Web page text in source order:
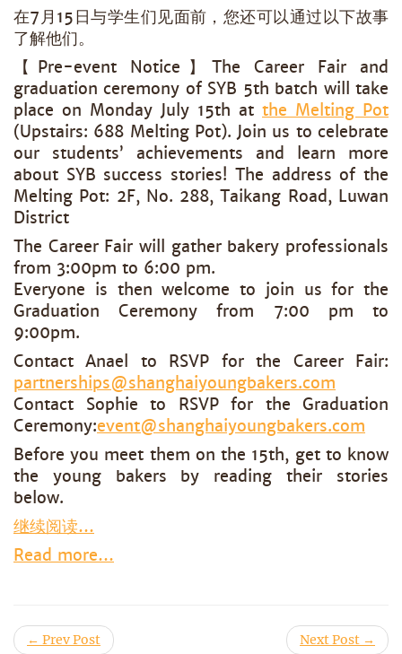
在7月15日与学生们见面前，您还可以通过以下故事
了解他们。
【Pre-event Notice】The Career Fair and
graduation ceremony of SYB 5th batch will take
place on Monday July 15th at the Melting Pot
(Upstairs: 688 Melting Pot). Join us to celebrate
our students’ achievements and learn more
about SYB success stories! The address of the
Melting Pot: 2F, No. 288, Taikang Road, Luwan
District
The Career Fair will gather bakery professionals
from 3:00pm to 6:00 pm.
Everyone is then welcome to join us for the
Graduation Ceremony from 7:00 pm to
9:00pm.
Contact Anael to RSVP for the Career Fair:
partnerships@shanghaiyoungbakers.com
Contact Sophie to RSVP for the Graduation
Ceremony:event@shanghaiyoungbakers.com
Before you meet them on the 15th, get to know
the young bakers by reading their stories
below.
继续阅读…
Read more…
← Prev Post Next Post →